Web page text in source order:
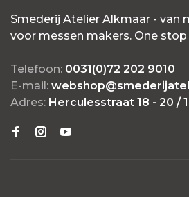
Smederij Atelier Alkmaar - van
voor messen makers. One stop
Telefoon: 0031(0)72 202 9010
E-mail:
Adres: Herculesstraat 18 - 20 /